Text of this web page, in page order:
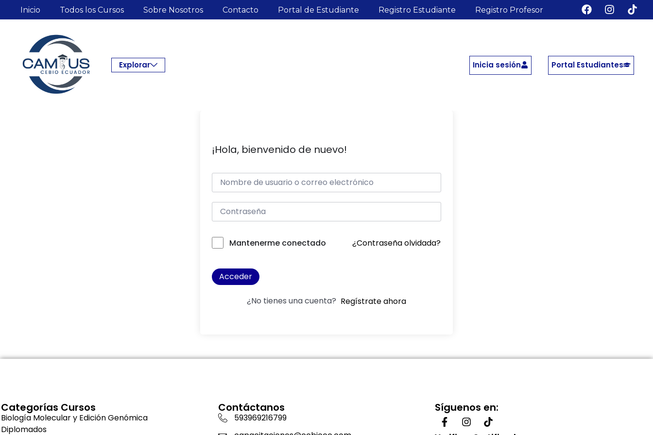
Inicio Todos los Cursos Sobre Nosotros Contacto Portal de Estudiante Registro Estudiante Registro Profesor
Explorar Inicia sesión Portal Estudiantes
¡Hola, bienvenido de nuevo!
Mantenerme conectado ¿Contraseña olvidada?
Acceder
¿No tienes una cuenta? Regístrate ahora
Categorías Cursos
Biología Molecular y Edición Genómica
Diplomados
Contáctanos
593969216799
Síguenos en: